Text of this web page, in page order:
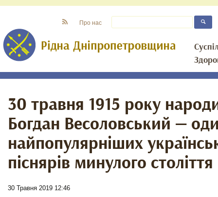
Про нас
30 травня 1915 року
Богдан Весоловський —
найпопулярніших
піснярів минулого століття
30 Травня 2019 12:46